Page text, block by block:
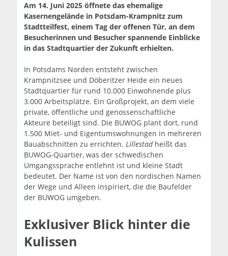
Am 14. Juni 2025 öffnete das ehemalige
Kasernengelände in Potsdam-Krampnitz zum
Stadtteilfest, einem Tag der offenen Tür, an dem
Besucherinnen und Besucher spannende Einblicke
in das Stadtquartier der Zukunft erhielten.
In Potsdams Norden entsteht zwischen
Krampnitzsee und Döberitzer Heide ein neues
Stadtquartier für rund 10.000 Einwohnende plus
3.000 Arbeitsplätze. Ein Großprojekt, an dem viele
private, öffentliche und genossenschaftliche
Akteure beteiligt sind. Die BUWOG plant dort, rund
1.500 Miet- und Eigentumswohnungen in mehreren
Bauabschnitten zu errichten.Lillestad heißt das
BUWOG-Quartier, was der schwedischen
Umgangssprache entlehnt ist und kleine Stadt
bedeutet. Der Name ist von den nordischen Namen
der Wege und Alleen inspiriert, die die Baufelder
der BUWOG umgeben.
Exklusiver Blick hinter die
Kulissen